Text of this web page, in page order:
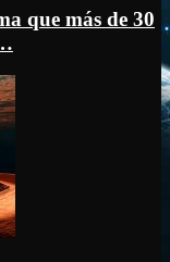
que más de 30